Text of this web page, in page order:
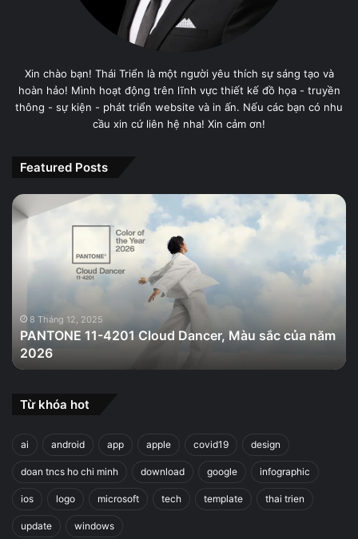
Xin chào bạn! Thái Triển là một người yêu thích sự sáng tạo và
hoàn hảo! Mình hoạt động trên lĩnh vực thiết kế đồ họa - truyền
thông - sự kiện - phát triển website và in ấn. Nếu các bạn có nhu
cầu xin cứ liên hệ nha! Xin cảm ơn!
Featured Posts
PANTONE
11-
Màu
của
năm
2026
8 Tháng 12, 2025
PANTONE 11-4201 Cloud Dancer, Màu sắc của năm
2026
Từ khóa hot
ai android app apple covid19 design
doan tncs ho chi minh download google infographic
ios logo microsoft tech template thai trien
update windows